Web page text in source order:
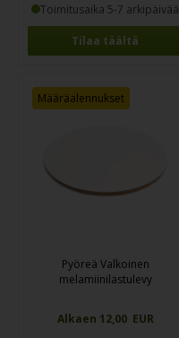
Toimitusaika 5-7 arkipäivää
Tilaa täältä
Määräalennukset
Pyöreä Valkoinen
melamiinilastulevy
Alkaen 12,00 EUR